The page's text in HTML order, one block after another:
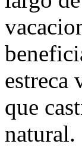
estreca
que
natural.